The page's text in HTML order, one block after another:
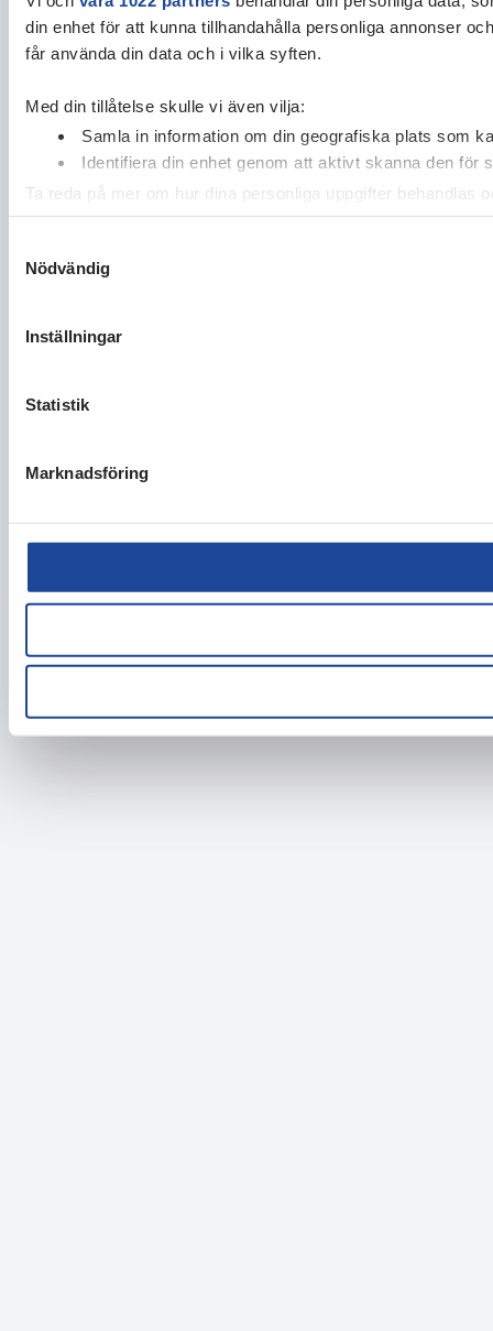
din enhet för att kunna tillhandahålla personliga annonser
får använda din data och i vilka syften.
Med din tillåtelse skulle vi även vilja:
Samla in information om din geografiska plats som
Identifiera din enhet genom att aktivt skanna den för
Ta reda på mer om hur dina personliga uppgifter behandlas
cookie-förklaringen.
Vi använder enhetsidentifierare för att anpassa innehållet
Nödvändig
Inställningar
Statistik
Marknadsföring